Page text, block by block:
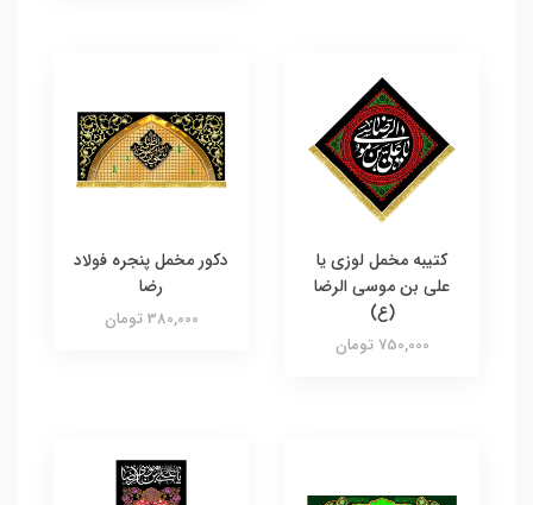
کتیبه مخمل لوزی یا
علی بن موسی الرضا
(ع)
750,000 تومان
دکور مخمل پنجره فولاد
رضا
380,000 تومان